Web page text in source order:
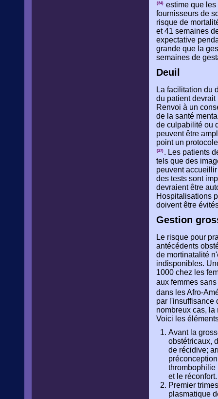
(34) estime que
fournisseurs de
risque de
et 41 semaines
expectative
grande que la
semaines de
Deuil
La facilitation du
du patient
Renvoi à un
de la santé
de culpabilité ou
peuvent être
point un
(27) . Les patients
tels que des
peuvent
des tests sont
devraient être
Hospitalisations
doivent être
Gestion
Le risque pour
antécédents
de mortinatalité
indisponibles.
1000 chez les
aux femmes
dans les Afro-
par l'insuffisance
nombreux cas,
Voici les
Avant la
obstétricaux,
de récidive;
thrombophilie
et le réconfort.
Premier
plasmatique